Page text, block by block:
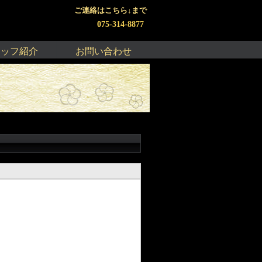
ご連絡はこちら↓まで
075-314-8877
フ紹介 お問い合わせ